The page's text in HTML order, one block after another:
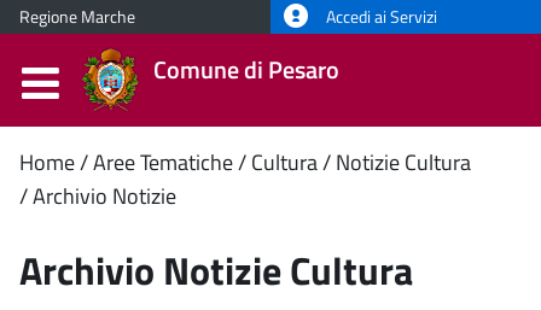
Regione Marche Accedi ai Servizi
Comune di Pesaro
Contenuto
Home Aree Tematiche Cultura Notizie Cultura
Archivio Notizie
Archivio Notizie Cultura